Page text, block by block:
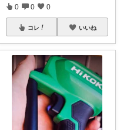
0 0 0
コレ いいね